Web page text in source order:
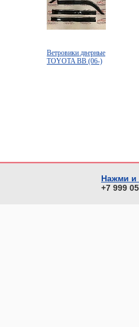
Ветровики дверные
TOYOTA BB (06-)
Нажми и
+7 999